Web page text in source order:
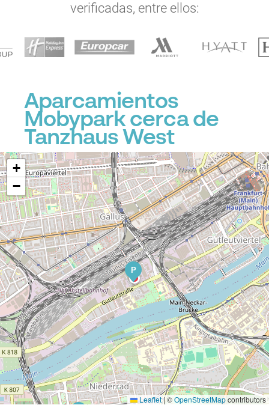
verificadas, entre ellos:
Aparcamientos
Mobypark cerca de
Tanzhaus West
P
+
−
Leaflet|©OpenStreetMapcontributors